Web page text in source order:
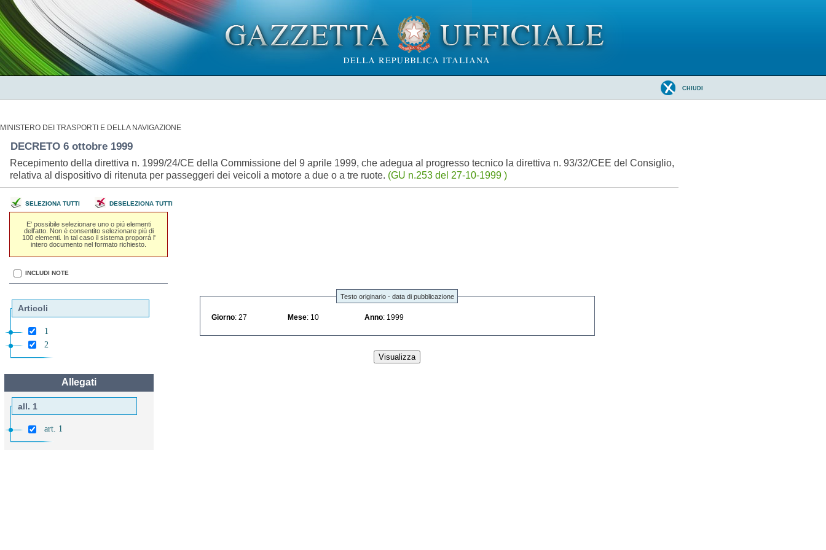
CHIUDI
MINISTERO DEI TRASPORTI E DELLA NAVIGAZIONE
DECRETO 6 ottobre 1999
Recepimento della direttiva n. 1999/24/CE della Commissione del 9 aprile 1999, che adegua al progresso tecnico la direttiva n. 93/32/CEE del Consiglio,
relativa al dispositivo di ritenuta per passeggeri dei veicoli a motore a due o a tre ruote. (GU n.253 del 27-10-1999 )
SELEZIONA TUTTI DESELEZIONA TUTTI
E' possibile selezionare uno o piú elementi
dell'atto. Non é consentito selezionare piú di
100 elementi. In tal caso il sistema proporrá l'
intero documento nel formato richiesto.
INCLUDI NOTE
Articoli
1
2
Allegati
all. 1
art. 1
Testo originario - data di pubblicazione
Giorno : 27 Mese : 10 Anno : 1999